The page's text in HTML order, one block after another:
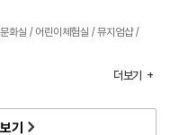
화실 / 어린이체험실 / 뮤지엄샵 /
더보기
기